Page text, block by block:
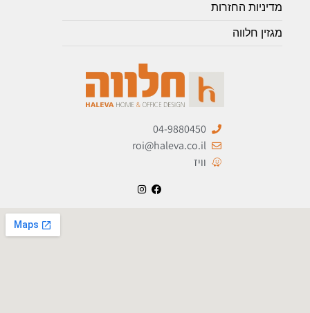
מדיניות החזרות
מגזין חלווה
04-9880450
roi@haleva.co.il
וויז